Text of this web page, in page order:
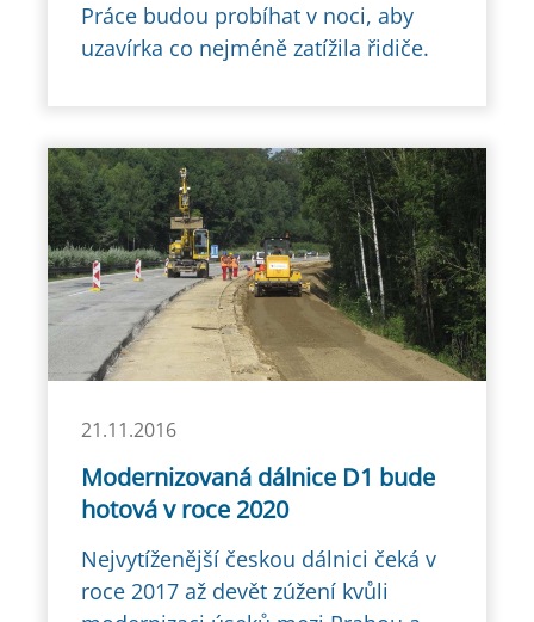
Práce budou probíhat v noci, aby
uzavírka co nejméně zatížila řidiče.
21.11.2016
Modernizovaná dálnice D1 bude
hotová v roce 2020
Nejvytíženější českou dálnici čeká v
roce 2017 až devět zúžení kvůli